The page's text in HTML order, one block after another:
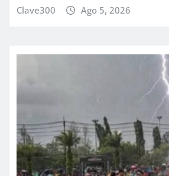
Clave300 Ago 5, 2026